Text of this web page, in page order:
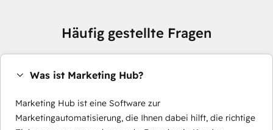
Häufig gestellte Fragen
Was ist Marketing Hub?
Marketing Hub ist eine Software zur
Marketingautomatisierung, die Ihnen dabei hilft, die richtige